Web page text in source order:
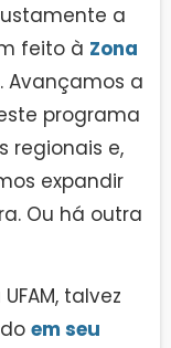
a
feito à Zona
Avançamos a
programa
regionais e,
expandir
Ou há outra
talvez
em seu